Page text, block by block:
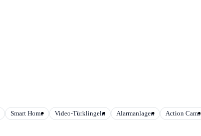
Smart Home Video-Türklingeln Alarmanlagen Action Cams